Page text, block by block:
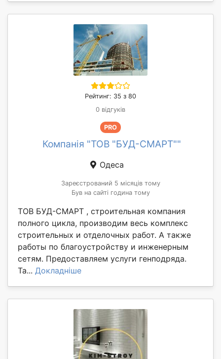
Рейтинг: 35 з 80
0 відгуків
PRO
Компанія "ТОВ "БУД-СМАРТ""
Одеса
Зареєстрований 5 місяців тому
Був на сайті година тому
ТОВ БУД-СМАРТ , строительная компания
полного цикла, производим весь комплекс
строительных и отделочных работ. А также
работы по благоустройству и инженерным
сетям. Предоставляем услуги генподряда.
Та... Докладніше